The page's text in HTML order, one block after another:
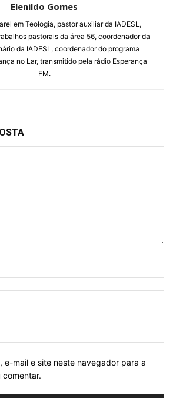
Elenildo Gomes
em Teologia, pastor auxiliar da IADESL,
pastorais da área 56, coordenador da
da IADESL, coordenador do programa
no Lar, transmitido pela rádio Esperança
FM.
e-mail e site neste navegador para a